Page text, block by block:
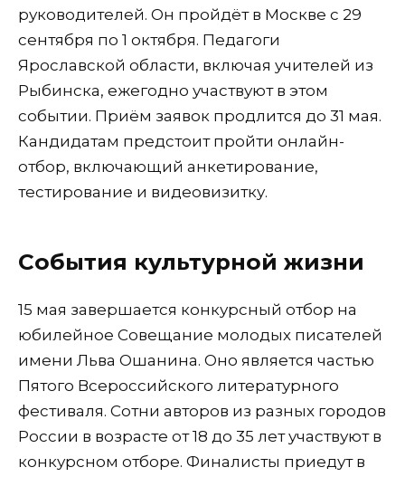
руководителей. Он пройдёт в Москве с 29
сентября по 1 октября. Педагоги
Ярославской области, включая учителей из
Рыбинска, ежегодно участвуют в этом
событии. Приём заявок продлится до 31 мая.
Кандидатам предстоит пройти онлайн-
отбор, включающий анкетирование,
тестирование и видеовизитку.
События культурной жизни
15 мая завершается конкурсный отбор на
юбилейное Совещание молодых писателей
имени Льва Ошанина. Оно является частью
Пятого Всероссийского литературного
фестиваля. Сотни авторов из разных городов
России в возрасте от 18 до 35 лет участвуют в
конкурсном отборе. Финалисты приедут в